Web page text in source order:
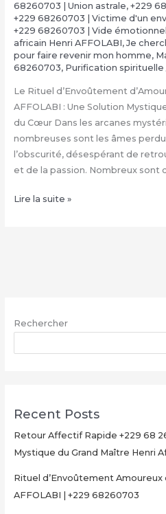
68260703 | Union astrale, +229
+229 68260703 | Victime d'un
+229 68260703 | Vide émotionnel
africain Henri AFFOLABI, Je
pour faire revenir mon homme,
68260703, Purification spirituelle
Le Rituel d’Envoûtement
AFFOLABI : Une Solution
du Cœur Dans les arcanes
nombreuses sont les âmes
l’obscurité, désespérant de
et de la passion. Nombreux sont
Rituel
|
68260703
Lire la suite »
Rechercher
Recent Posts
Retour Affectif Rapide +229 68
Mystique du Grand Maître Henri
Rituel d’Envoûtement Amoureux
AFFOLABI | +229 68260703